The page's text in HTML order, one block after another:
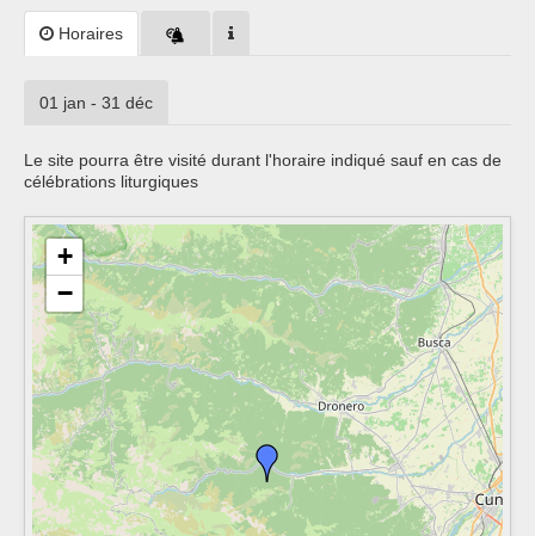
Horaires
01 jan - 31 déc
Le site pourra être visité durant l'horaire indiqué sauf en cas de
célébrations liturgiques
+
−